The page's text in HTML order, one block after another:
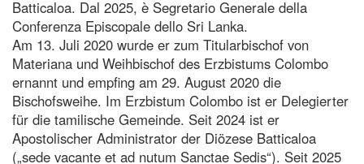
Batticaloa. Dal 2025, è Segretario Generale della
Conferenza Episcopale dello Sri Lanka.
Am 13. Juli 2020 wurde er zum Titularbischof von
Materiana und Weihbischof des Erzbistums Colombo
ernannt und empfing am 29. August 2020 die
Bischofsweihe. Im Erzbistum Colombo ist er Delegierter
für die tamilische Gemeinde. Seit 2024 ist er
Apostolischer Administrator der Diözese Batticaloa
(„sede vacante et ad nutum Sanctae Sedis“). Seit 2025